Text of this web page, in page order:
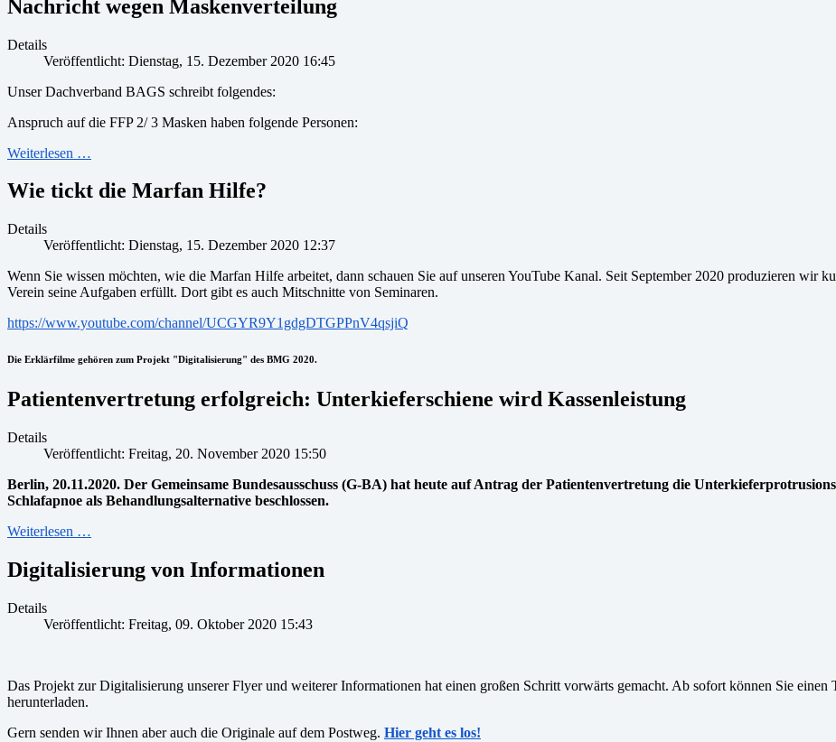
Nachricht wegen Maskenverteilung
Details
Veröffentlicht: Dienstag, 15. Dezember 2020 16:45
Unser Dachverband BAGS schreibt folgendes:
Anspruch auf die FFP 2/ 3 Masken haben folgende Personen:
Weiterlesen …
Wie tickt die Marfan Hilfe?
Details
Veröffentlicht: Dienstag, 15. Dezember 2020 12:37
Wenn Sie wissen möchten, wie die Marfan Hilfe arbeitet, dann schauen Sie auf unseren YouTube Kanal. Seit September 2020 produzieren wir
Verein seine Aufgaben erfüllt. Dort gibt es auch Mitschnitte von Seminaren.
https://www.youtube.com/channel/UCGYR9Y1gdgDTGPPnV4qsjiQ
Die Erklärfilme gehören zum Projekt "Digitalisierung" des BMG 2020.
Patientenvertretung erfolgreich: Unterkieferschiene wird Kassenleistung
Details
Veröffentlicht: Freitag, 20. November 2020 15:50
Berlin, 20.11.2020. Der Gemeinsame Bundesausschuss (G-BA) hat heute auf Antrag der Patientenvertretung die
Schlafapnoe als Behandlungsalternative beschlossen.
Weiterlesen …
Digitalisierung von Informationen
Details
Veröffentlicht: Freitag, 09. Oktober 2020 15:43
Das Projekt zur Digitalisierung unserer Flyer und weiterer Informationen hat einen großen Schritt vorwärts gemacht. Ab sofort können Sie
herunterladen.
Gern senden wir Ihnen aber auch die Originale auf dem Postweg. Hier geht es los!